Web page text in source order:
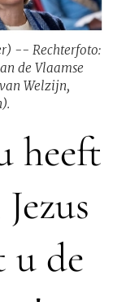
-- Rechterfoto:
de Vlaamse
Welzijn,
heeft
u de